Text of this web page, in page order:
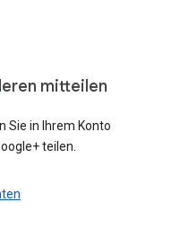
mitteilen
Sie in Ihrem Konto
teilen.